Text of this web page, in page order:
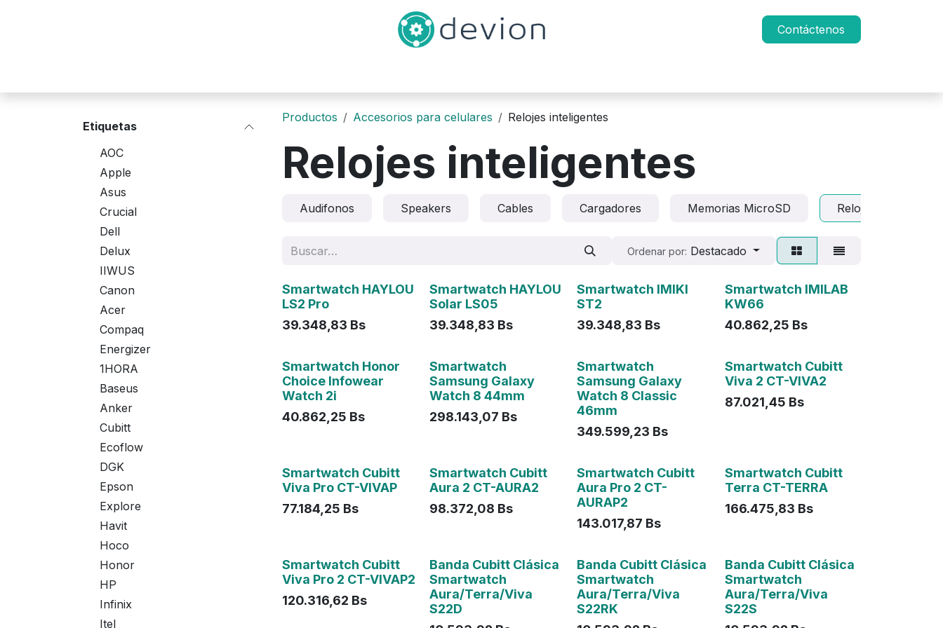
Contáctenos
Etiquetas
AOC
Apple
Asus
Crucial
Dell
Delux
IIWUS
Canon
Acer
Compaq
Energizer
1HORA
Baseus
Anker
Cubitt
Ecoflow
DGK
Epson
Explore
Havit
Hoco
Honor
HP
Infinix
Itel
Productos Accesorios para celulares Relojes inteligentes
Relojes inteligentes
Audifonos Speakers Cables Cargadores Memorias MicroSD Relojes inteligentes
Ordenar por: Destacado
Agotado
Smartwatch HAYLOU
LS2 Pro
39.348,83 Bs Agotado
Smartwatch HAYLOU
Solar LS05
39.348,83 Bs
Smartwatch IMIKI
ST2
39.348,83 Bs Agotado
Smartwatch IMILAB
KW66
40.862,25 Bs
Agotado
Smartwatch Honor
Choice Infowear
Watch 2i
40.862,25 Bs
Agotado
Smartwatch
Samsung Galaxy
Watch 8 44mm
298.143,07 Bs
Agotado
Smartwatch
Samsung Galaxy
Watch 8 Classic
46mm
349.599,23 Bs
Smartwatch Cubitt
Viva 2 CT-VIVA2
87.021,45 Bs
Agotado
Smartwatch Cubitt
Viva Pro CT-VIVAP
77.184,25 Bs
Smartwatch Cubitt
Aura 2 CT-AURA2
98.372,08 Bs
Smartwatch Cubitt
Aura Pro 2 CT-
AURAP2
143.017,87 Bs
Smartwatch Cubitt
Terra CT-TERRA
166.475,83 Bs
Smartwatch Cubitt
Viva Pro 2 CT-VIVAP2
120.316,62 Bs
Banda Cubitt Clásica
Smartwatch
Aura/Terra/Viva
S22D
Banda Cubitt Clásica
Smartwatch
Aura/Terra/Viva
S22RK
Banda Cubitt Clásica
Smartwatch
Aura/Terra/Viva
S22S